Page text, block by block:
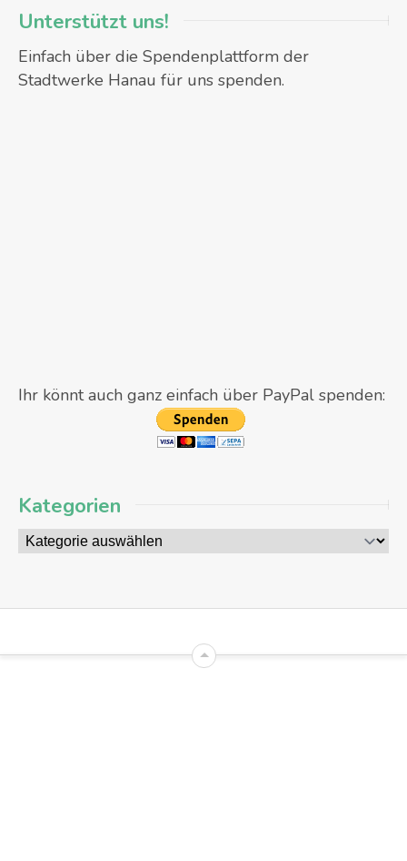
Unterstützt uns!
Einfach über die Spendenplattform der
Stadtwerke Hanau für uns spenden.
Ihr könnt auch ganz einfach über PayPal spenden:
Kategorien